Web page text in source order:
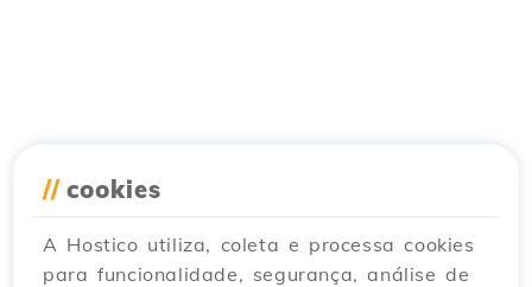
// cookies
A Hostico utiliza, coleta e processa cookies
para funcionalidade, segurança, análise de